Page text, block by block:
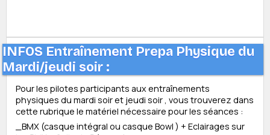
INFOS Entraînement Prepa Physique du
Mardi/jeudi soir :
Pour les pilotes participants aux entraînements
physiques du mardi soir et jeudi soir , vous trouverez dans
cette rubrique le matériel nécessaire pour les séances :
_BMX (casque intégral ou casque Bowl ) + Eclairages sur